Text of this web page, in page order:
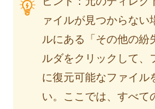
ァイルが見つからない
ルにある「その他の紛
ルダをクリックして、
に復元可能なファイル
い。ここでは、すべて